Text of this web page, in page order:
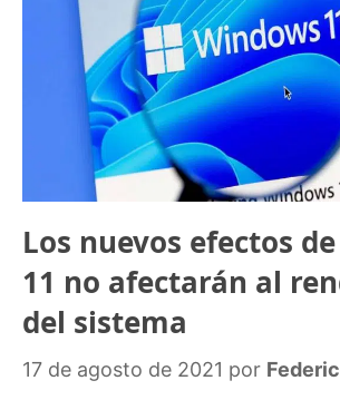
Los nuevos efectos
11 no afectarán al
del sistema
17 de agosto de 2021 por